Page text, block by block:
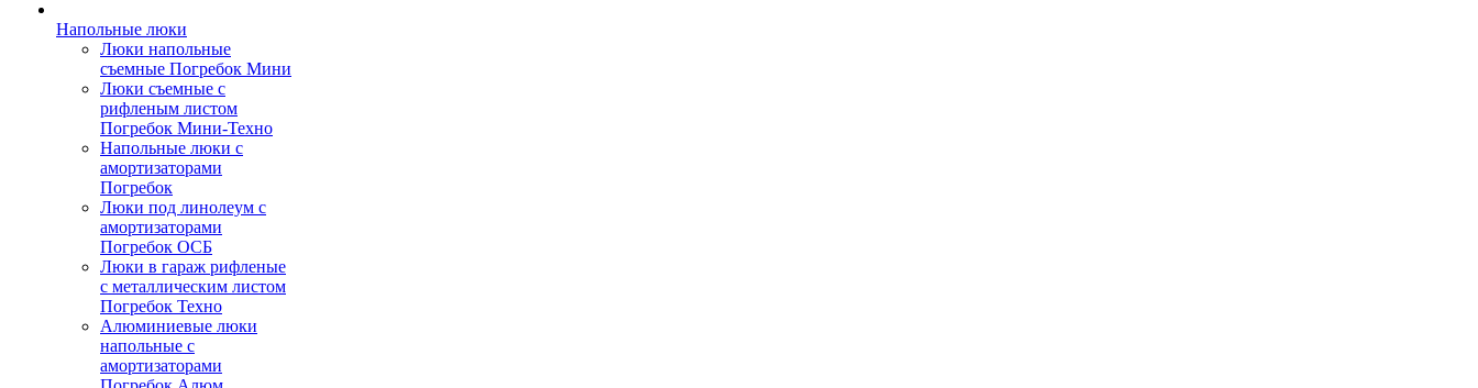
Напольные люки
Люки напольные
съемные Погребок Мини
Люки съемные с
рифленым листом
Погребок Мини-Техно
Напольные люки с
амортизаторами
Погребок
Люки под линолеум с
амортизаторами
Погребок ОСБ
Люки в гараж рифленые
с металлическим листом
Погребок Техно
Алюминиевые люки
напольные с
амортизаторами